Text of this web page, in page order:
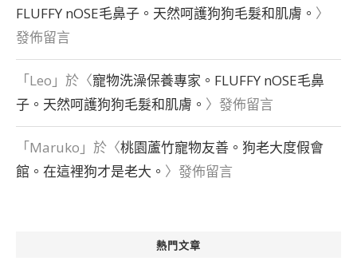
FLUFFY nOSE毛鼻子。天然呵護狗狗毛髮和肌膚。 〉
發佈留言
「Leo 」於〈寵物洗澡保養專家。FLUFFY nOSE毛鼻
子。天然呵護狗狗毛髮和肌膚。 〉發佈留言
「Maruko 」於〈桃園蘆竹寵物友善。狗老大度假會
館。在這裡狗才是老大。 〉發佈留言
熱門文章